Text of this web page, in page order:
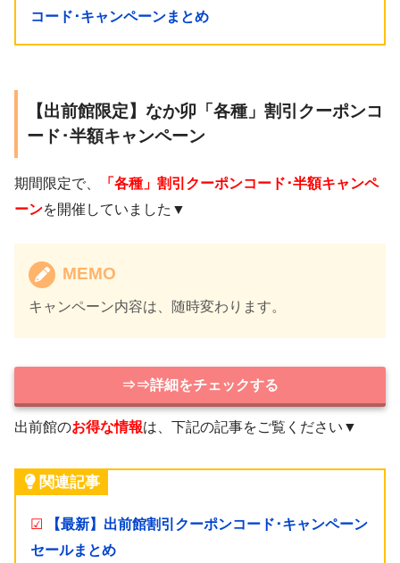
コード･キャンペーンまとめ
【出前館限定】なか卯「各種」割引クーポンコ
ード･半額キャンペーン
期間限定で、
「各種」割引クーポンコード･半額キャンペ
ーンを開催していました▼
MEMO
キャンペーン内容は、随時変わります。
⇒⇒詳細をチェックする
出前館のお得な情報は、下記の記事をご覧ください▼
関連記事
☑
【最新】出前館割引クーポンコード･キャンペーン
セールまとめ